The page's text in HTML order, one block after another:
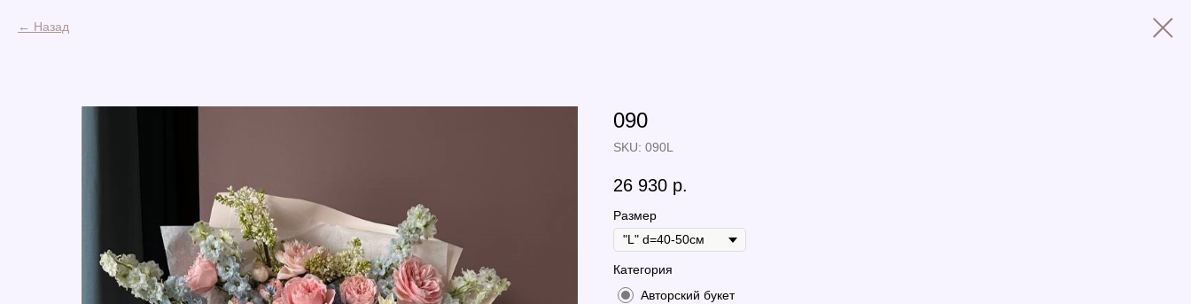
Назад
090
SKU: 090L
26 930 р.
Размер
Категория
Авторский букет